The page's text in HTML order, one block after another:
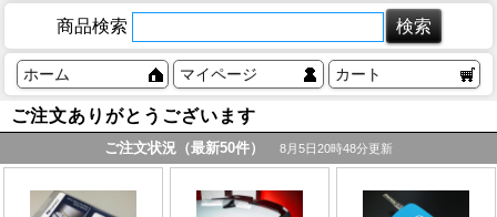
商品検索
ホーム マイページ カート
ご注文ありがとうございます